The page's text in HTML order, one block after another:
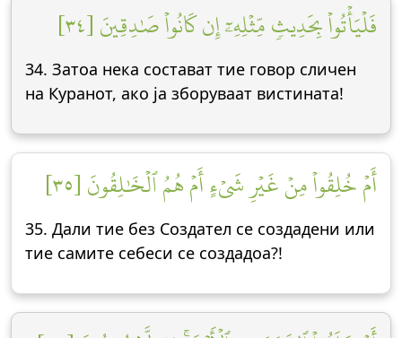
فَلۡيَأۡتُواْ بِحَدِيثٖ مِّثۡلِهِۦٓ إِن كَانُواْ صَٰدِقِينَ [٣٤]
34. Затоа нека состават тие говор сличен
на Куранот, ако ја зборуваат вистината!
أَمۡ خُلِقُواْ مِنۡ غَيۡرِ شَيۡءٍ أَمۡ هُمُ ٱلۡخَٰلِقُونَ [٣٥]
35. Дали тие без Создател се создадени или
тие самите себеси се создадоа?!